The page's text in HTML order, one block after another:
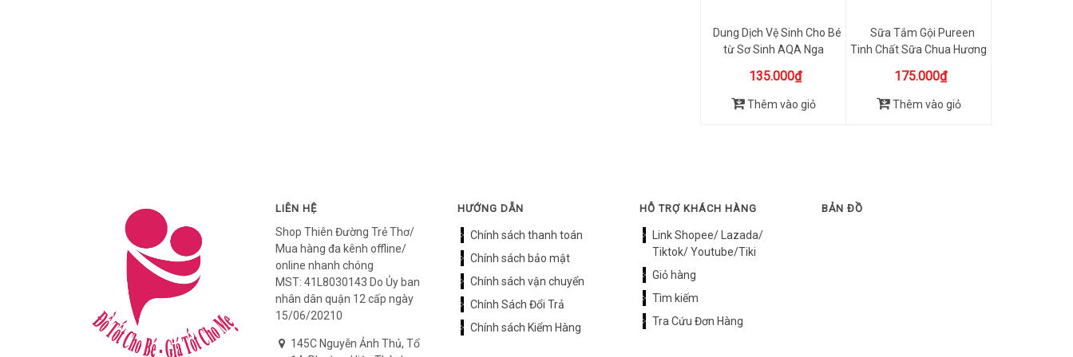
Dung Dịch Vệ Sinh Cho Bé
từ Sơ Sinh AQA Nga
135.000₫
Thêm vào giỏ
Sữa Tắm Gội Pureen
Tinh Chất Sữa Chua Hương
175.000₫
Thêm vào giỏ
LIÊN HỆ
Shop Thiên Đường Trẻ Thơ/
Mua hàng đa kênh offline/
online nhanh chóng
MST: 41L8030143 Do Ủy ban
nhân dân quận 12 cấp ngày
15/06/20210
145C Nguyễn Ảnh Thủ, Tổ
HƯỚNG DẪN
Chính sách thanh toán
Chính sách bảo mật
Chính sách vận chuyển
Chính Sách Đổi Trả
Chính sách Kiểm Hàng
HỖ TRỢ KHÁCH HÀNG
Link Shopee/ Lazada/
Tiktok/ Youtube/Tiki
Giỏ hàng
Tìm kiếm
Tra Cứu Đơn Hàng
BẢN ĐỒ